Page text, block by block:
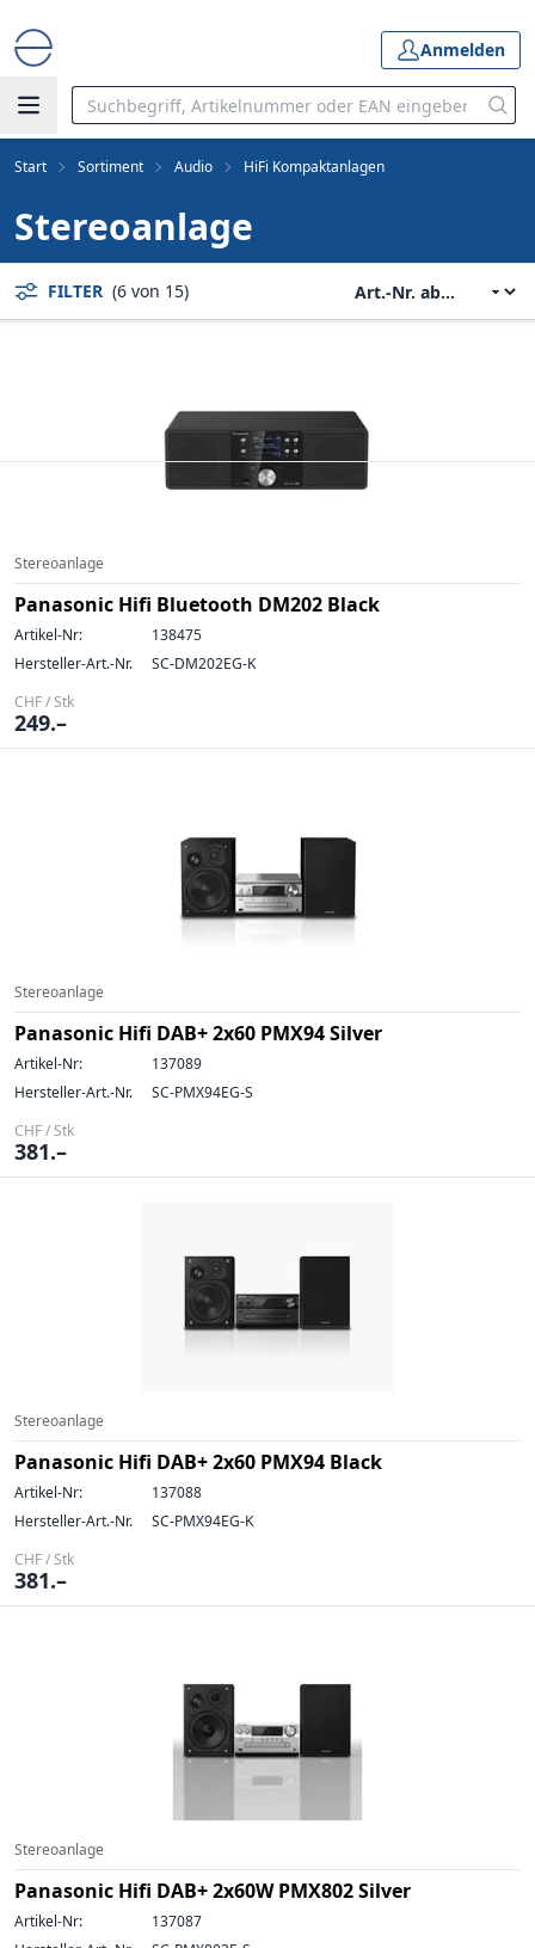
Anmelden
Start Sortiment Audio HiFi Kompaktanlagen
Stereoanlage
FILTER (6 von 15)
Stereoanlage
Panasonic Hifi Bluetooth DM202 Black
Artikel-Nr:
138475
Hersteller-Art.-Nr.
SC-DM202EG-K
CHF / Stk
249.–
Stereoanlage
Panasonic Hifi DAB+ 2x60 PMX94 Silver
Artikel-Nr:
137089
Hersteller-Art.-Nr.
SC-PMX94EG-S
CHF / Stk
381.–
Stereoanlage
Panasonic Hifi DAB+ 2x60 PMX94 Black
Artikel-Nr:
137088
Hersteller-Art.-Nr.
SC-PMX94EG-K
CHF / Stk
381.–
Stereoanlage
Panasonic Hifi DAB+ 2x60W PMX802 Silver
Artikel-Nr:
137087